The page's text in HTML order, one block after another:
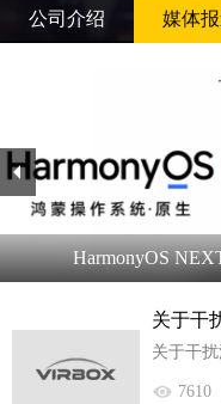
公司介绍 媒体
HarmonyOS
关于干
关于干
7610